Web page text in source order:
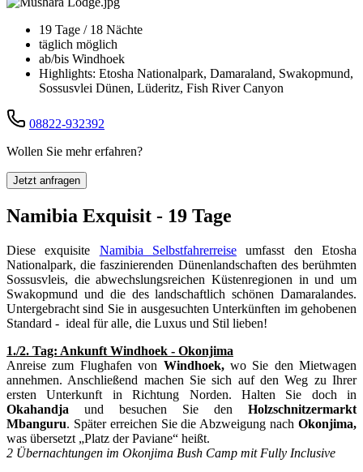
19 Tage / 18 Nächte
täglich möglich
ab/bis Windhoek
Highlights: Etosha Nationalpark, Damaraland, Swakopmund,
Sossusvlei Dünen, Lüderitz, Fish River Canyon
08822-932392
Wollen Sie mehr erfahren?
Jetzt anfragen
Namibia Exquisit - 19 Tage
Diese exquisite Namibia Selbstfahrerreise umfasst den Etosha
Nationalpark, die faszinierenden Dünenlandschaften des berühmten
Sossusvleis, die abwechslungsreichen Küstenregionen in und um
Swakopmund und die des landschaftlich schönen Damaralandes.
Untergebracht sind Sie in ausgesuchten Unterkünften im gehobenen
Standard - ideal für alle, die Luxus und Stil lieben!
1./2. Tag: Ankunft Windhoek - Okonjima
Anreise zum Flughafen von Windhoek,wo Sie den Mietwagen
annehmen. Anschließend machen Sie sich auf den Weg zu Ihrer
ersten Unterkunft in Richtung Norden. Halten Sie doch in
Okahandja und besuchen Sie den Holzschnitzermarkt
Mbanguru. Später erreichen Sie die Abzweigung nach Okonjima,
was übersetzt „Platz der Paviane“ heißt.
2 Übernachtungen im Okonjima Bush Camp mit Fully Inclusive